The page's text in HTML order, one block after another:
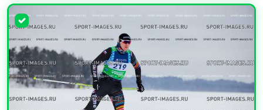
УВЕЛИЧИТЬ